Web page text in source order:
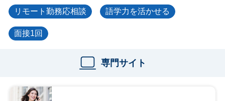
リモート勤務応相談 語学力を活かせる
面接1回
専門サイト